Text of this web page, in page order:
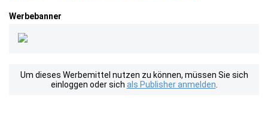
Werbebanner
Um dieses Werbemittel nutzen zu können, müssen Sie sich
einloggen oder sich als Publisher anmelden